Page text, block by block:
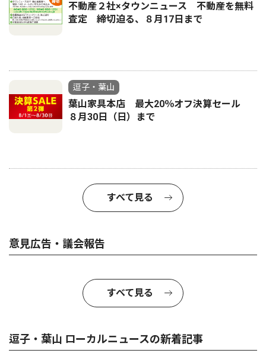
不動産２社×タウンニュース 不動産を無料
査定 締切迫る、８月17日まで
逗子・葉山
葉山家具本店 最大20％オフ決算セール
８月30日（日）まで
すべて見る
意見広告・議会報告
すべて見る
逗子・葉山 ローカルニュースの新着記事